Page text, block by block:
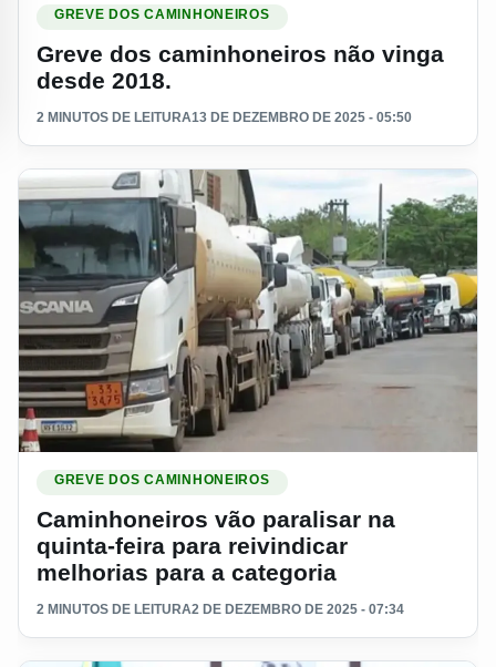
GREVE DOS CAMINHONEIROS
Greve dos caminhoneiros não vinga
desde 2018.
2 MINUTOS DE LEITURA13 DE DEZEMBRO DE 2025 - 05:50
GREVE DOS CAMINHONEIROS
Caminhoneiros vão paralisar na
quinta-feira para reivindicar
melhorias para a categoria
2 MINUTOS DE LEITURA2 DE DEZEMBRO DE 2025 - 07:34